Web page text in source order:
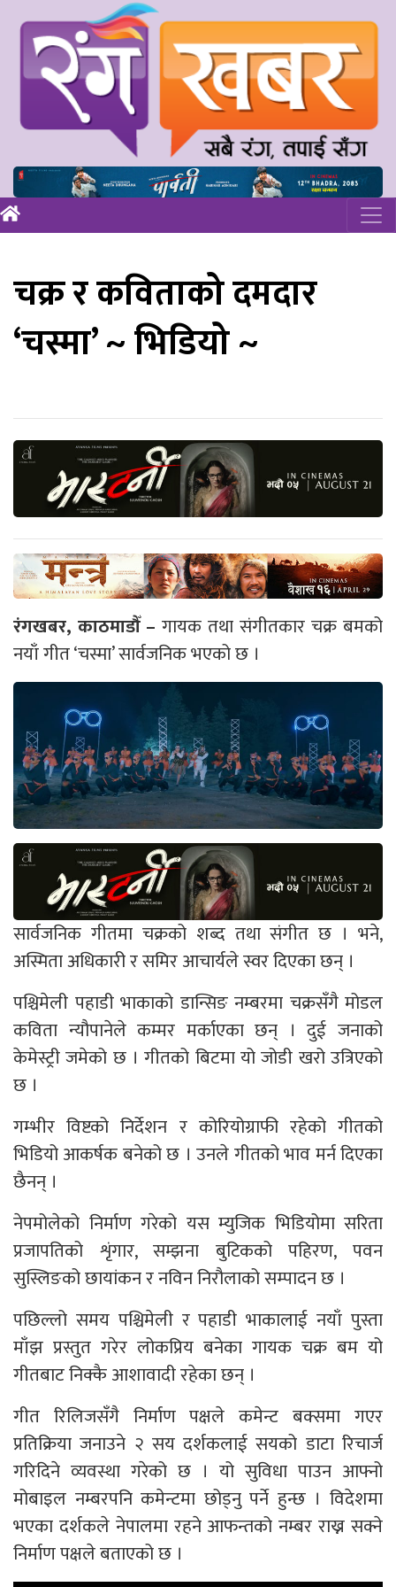
चक्र र कविताको दमदार
‘चस्मा’ ~ भिडियो ~
रंगखबर, काठमाडौँ – गायक तथा संगीतकार चक्र बमको
नयाँ गीत ‘चस्मा’ सार्वजनिक भएको छ ।
सार्वजनिक गीतमा चक्रको शब्द तथा संगीत छ । भने,
अस्मिता अधिकारी र समिर आचार्यले स्वर दिएका छन् ।
पश्चिमेली पहाडी भाकाको डान्सिङ नम्बरमा चक्रसँगै मोडल
कविता न्यौपानेले कम्मर मर्काएका छन् । दुई जनाको
केमेस्ट्री जमेको छ । गीतको बिटमा यो जोडी खरो उत्रिएको
छ ।
गम्भीर विष्टको निर्देशन र कोरियोग्राफी रहेको गीतको
भिडियो आकर्षक बनेको छ । उनले गीतको भाव मर्न दिएका
छैनन् ।
नेपमोलेको निर्माण गरेको यस म्युजिक भिडियोमा सरिता
प्रजापतिको शृंगार, सम्झना बुटिकको पहिरण, पवन
सुस्लिङको छायांकन र नविन निरौलाको सम्पादन छ ।
पछिल्लो समय पश्चिमेली र पहाडी भाकालाई नयाँ पुस्ता
माँझ प्रस्तुत गरेर लोकप्रिय बनेका गायक चक्र बम यो
गीतबाट निक्कै आशावादी रहेका छन् ।
गीत रिलिजसँगै निर्माण पक्षले कमेन्ट बक्समा गएर
प्रतिक्रिया जनाउने २ सय दर्शकलाई सयको डाटा रिचार्ज
गरिदिने व्यवस्था गरेको छ । यो सुविधा पाउन आफ्नो
मोबाइल नम्बरपनि कमेन्टमा छोड्नु पर्ने हुन्छ । विदेशमा
भएका दर्शकले नेपालमा रहने आफन्तको नम्बर राख्न सक्ने
निर्माण पक्षले बताएको छ ।